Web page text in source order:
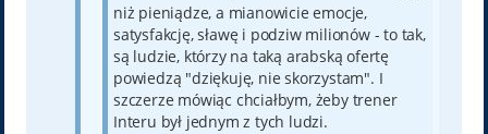
niż pieniądze, a mianowicie emocje,
satysfakcję, sławę i podziw milionów - to tak,
są ludzie, którzy na taką arabską ofertę
powiedzą "dziękuję, nie skorzystam". I
szczerze mówiąc chciałbym, żeby trener
Interu był jednym z tych ludzi.